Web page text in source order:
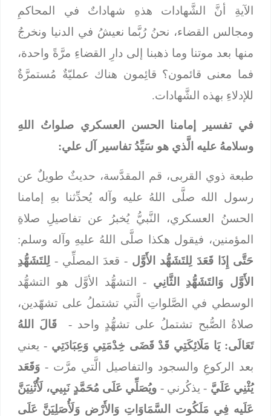
الآيةِ أنَّ الشَّهادات هذهِ شهاداتٌ في المحاكمِ
ومجالس القضاء، نحنُ رُبَّما نعيشُ في الدنيا ونخرجُ
منها بعد موتنا وما ذهبنا إلى دارِ القضاءِ مرَّةً واحدة،
فما معنى قائمون؟ قائِمون هناك عمليّةٌ مُستمرَّةٌ
للإدلاءِ بهذه الشَّهادات.
في تفسير إمامنا الحسن العسكري صلواتُ اللهِ
وسلامهُ عليه الَّذي هو سَيِّدُ تفاسير آل علي:
طبعة ذوي القربى، قم المقدَّسة، حديثٌ طويلٌ عن
رسول الله صلَّى اللهُ عليه وآله يُحدِّثنا بهِ إمامنا
الحسنُ العسكري، النَّبيُّ يُخبرُ عن تفاصيلِ صلاةِ
المؤمنين، فيقول هكذا صلَّى اللهُ عليهِ وآله وسلم:
حَتَّى إِذَا قَعَدَ لِلتَشَهُّد الأَوَّل - قعدَ المصلِّي -لِلتَشَهُّدِ
الأَوَّل وَالتَشَهُّدِ الثَّانِي- التشهُّد الأوَّل هو التشهُّد
الوسطي في الصَّلواتِ الَّتي تشتملُ على تشهّدين،
صلاةُ الصُّبح تشتملُ على تشهُّدٍ واحد -
قَالَ اللهُ
تَعَالَى: يَا مَلَائِكَتِي قَدْ قَضَى خِدْمَتِي وَعِبَادَتِي- يعني
بعد الركوعِ والسجود والتفاصيل الَّتي مرَّت - وَقَعَد
يُثْنِي عَلَيَّ- يذكُرني -ويُصَلِّي عَلَى مُحَمَّدٍ نَبِيي، لَأُثْنِيَنَّ
عَلَيه فِي مَلَكُوت السَّمَاوَاتِ وَالأَرْض وَلَأُصَلِيَنَّ عَلَى